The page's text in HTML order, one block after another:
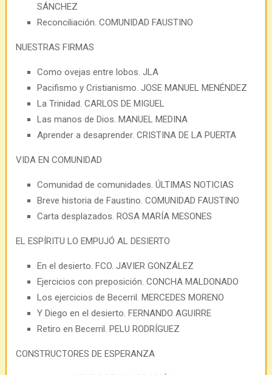
SÁNCHEZ
Reconciliación. COMUNIDAD FAUSTINO
NUESTRAS FIRMAS
Como ovejas entre lobos. JLA
Pacifismo y Cristianismo. JOSE MANUEL MENÉNDEZ
La Trinidad. CARLOS DE MIGUEL
Las manos de Dios. MANUEL MEDINA
Aprender a desaprender. CRISTINA DE LA PUERTA
VIDA EN COMUNIDAD
Comunidad de comunidades. ÚLTIMAS NOTICIAS
Breve historia de Faustino. COMUNIDAD FAUSTINO
Carta desplazados. ROSA MARÍA MESONES
EL ESPÍRITU LO EMPUJÓ AL DESIERTO
En el desierto. FCO. JAVIER GONZÁLEZ
Ejercicios con preposición. CONCHA MALDONADO
Los ejercicios de Becerril. MERCEDES MORENO
Y Diego en el desierto. FERNANDO AGUIRRE
Retiro en Becerril. PELU RODRÍGUEZ
CONSTRUCTORES DE ESPERANZA